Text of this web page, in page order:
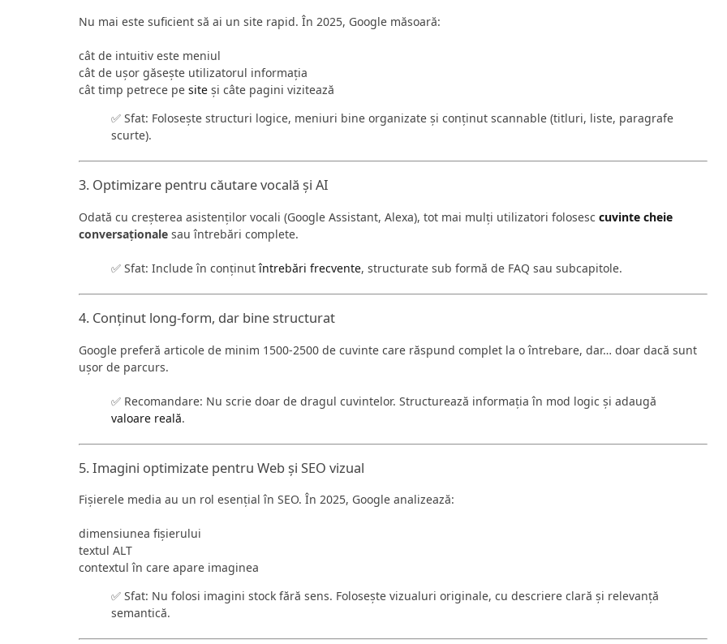
Nu mai este suficient să ai un site rapid. În 2025, Google măsoară:
cât de intuitiv este meniul
cât de ușor găsește utilizatorul informația
cât timp petrece pe site și câte pagini vizitează
✅ Sfat: Folosește structuri logice, meniuri bine organizate și conținut scannable (titluri, liste, paragrafe
scurte).
3. Optimizare pentru căutare vocală și AI
Odată cu creșterea asistenților vocali (Google Assistant, Alexa), tot mai mulți utilizatori folosesc cuvinte cheie
conversaționale sau întrebări complete.
✅ Sfat: Include în conținutîntrebări frecvente, structurate sub formă de FAQ sau subcapitole.
4. Conținut long-form, dar bine structurat
Google preferă articole de minim 1500-2500 de cuvinte care răspund complet la o întrebare, dar… doar dacă sunt
ușor de parcurs.
✅ Recomandare: Nu scrie doar de dragul cuvintelor. Structurează informația în mod logic și adaugă
valoare reală.
5. Imagini optimizate pentru Web și SEO vizual
Fișierele media au un rol esențial în SEO. În 2025, Google analizează:
dimensiunea fișierului
textul ALT
contextul în care apare imaginea
✅ Sfat: Nu folosi imagini stock fără sens. Folosește vizualuri originale, cu descriere clară și relevanță
semantică.